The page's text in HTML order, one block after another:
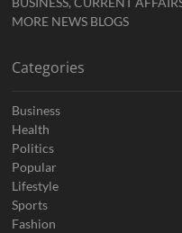
MORE NEWS BLOGS
Categories
Business
Health
Politics
Popular
Lifestyle
Sports
Fashion